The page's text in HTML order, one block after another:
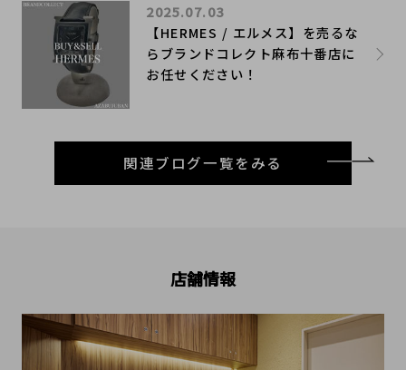
【HERMES / エルメス】を売るな
らブランドコレクト麻布十番店に
お任せください！
2025.07.03
関連ブログ一覧をみる
店舗情報